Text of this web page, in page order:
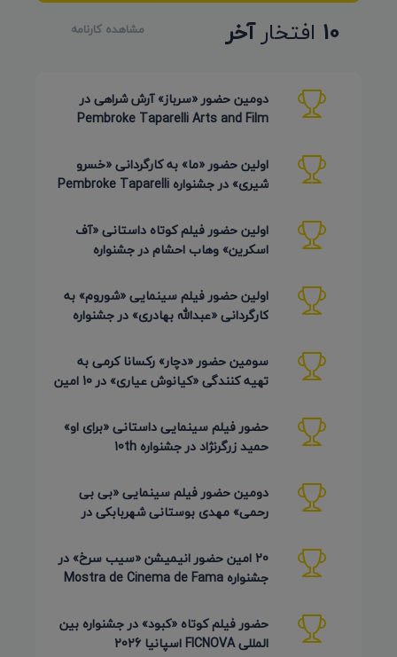
10 افتخارآخر مشاهده کارنامه
دومین حضور «سرباز» آرش شراهی در
Pembroke Taparelli Arts and Film
اولین حضور «ما» به کارگردانی «خسرو
شیری» در جشنواره Pembroke Taparelli
اولین حضور فیلم کوتاه داستانی «آف
اسکرین» وهاب احشام در جشنواره
اولین حضور فیلم سینمایی «شوروم» به
کارگردانی «عبدالله بهادری» در جشنواره
سومین حضور «دچار» رکسانا کرمی به
تهیه کنندگی «کیانوش عیاری» در 10 امین
حضور فیلم سینمایی داستانی «برای او»
حمید زرگرنژاد در جشنواره 10th
دومین حضور فیلم سینمایی «بی بی
رحمی» مهدی بوستانی شهربابکی در
20 امین حضور انیمیشن «سیب سرخ» در
جشنواره Mostra de Cinema de Fama
حضور فیلم کوتاه «کبود» در جشنواره بین
المللی FICNOVA اسپانیا 2026